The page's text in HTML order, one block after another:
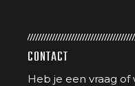
CONTACT
Heb je een vraag of